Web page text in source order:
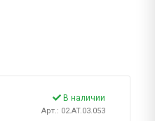
В наличии
Арт.: 02.AT.03.053